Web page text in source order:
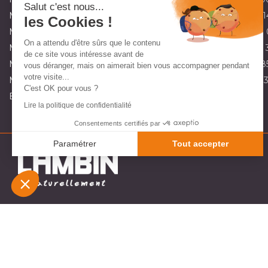
Salut c'est nous...
les Cookies !
On a attendu d'être sûrs que le contenu
de ce site vous intéresse avant de
vous déranger, mais on aimerait bien vous accompagner pendant
votre visite...
C'est OK pour vous ?
Lire la politique de confidentialité
Consentements certifiés par
Paramétrer Tout accepter
Axeptio consent
Plateforme de Gestion du Consentement :
Notre plateforme vous permet d'adapter et de
Magasin partenaire de matériel de jardin à Fillièvres:03 21 47
Magasin partenaire de matériel de jardin à Maninghem:
03
Magasin partenaire de matériel de jardin à Marquise:
03 21
Magasin partenaire de matériel de jardin à Orchies: 03 20 71
Magasin partenaire de matériel de jardin à St Omer:
03 10 45
Envoyez-nous un e-mail :